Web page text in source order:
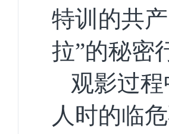
特训的共
拉”的秘密
观影过
人时的临